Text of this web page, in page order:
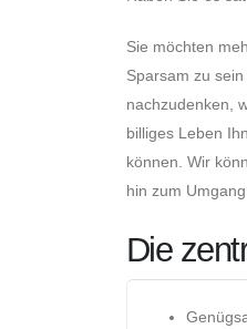
Sie möchten
Sparsam zu
nachzudenken,
billiges Leben
können. Wir
hin zum
Die